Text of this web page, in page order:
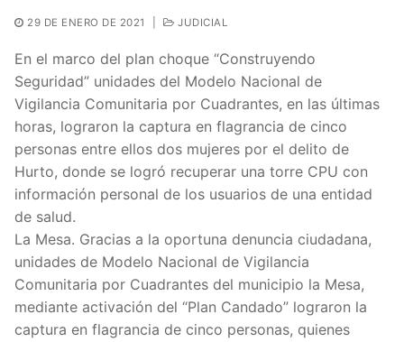
29 DE ENERO DE 2021 JUDICIAL
En el marco del plan choque “Construyendo
Seguridad” unidades del Modelo Nacional de
Vigilancia Comunitaria por Cuadrantes, en las últimas
horas, lograron la captura en flagrancia de cinco
personas entre ellos dos mujeres por el delito de
Hurto, donde se logró recuperar una torre CPU con
información personal de los usuarios de una entidad
de salud.
La Mesa. Gracias a la oportuna denuncia ciudadana,
unidades de Modelo Nacional de Vigilancia
Comunitaria por Cuadrantes del municipio la Mesa,
mediante activación del “Plan Candado” lograron la
captura en flagrancia de cinco personas, quienes